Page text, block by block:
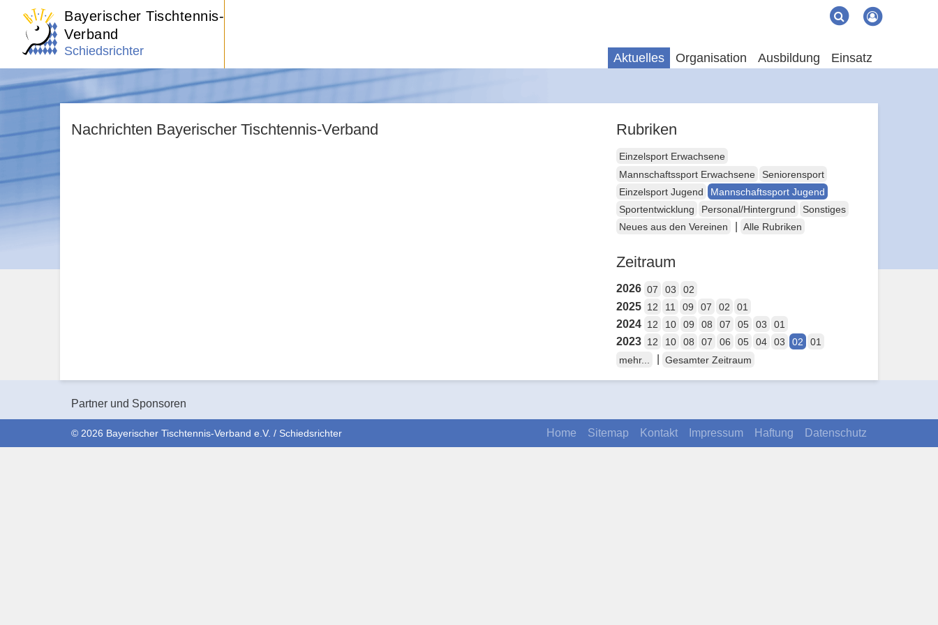
Bayerischer Tischtennis-
Verband
Schiedsrichter
Suche Suchen
Aktuelles Organisation Ausbildung Einsatz
Nachrichten Bayerischer Tischtennis-Verband Rubriken
Einzelsport Erwachsene
Mannschaftssport Erwachsene
Seniorensport
Einzelsport Jugend
Mannschaftssport Jugend
Sportentwicklung
Personal/Hintergrund
Sonstiges
Neues aus den Vereinen
Alle Rubriken
Zeitraum
2026 07 03 02
2025 12 11 09 07 02 01
2024 12 10 09 08 07 05 03 01
2023 12 10 08 07 06 05 04 03 02
01
mehr...
Gesamter Zeitraum
Partner und Sponsoren
Home Sitemap Kontakt Impressum Haftung Datenschutz
© 2026 Bayerischer Tischtennis-Verband e.V. / Schiedsrichter